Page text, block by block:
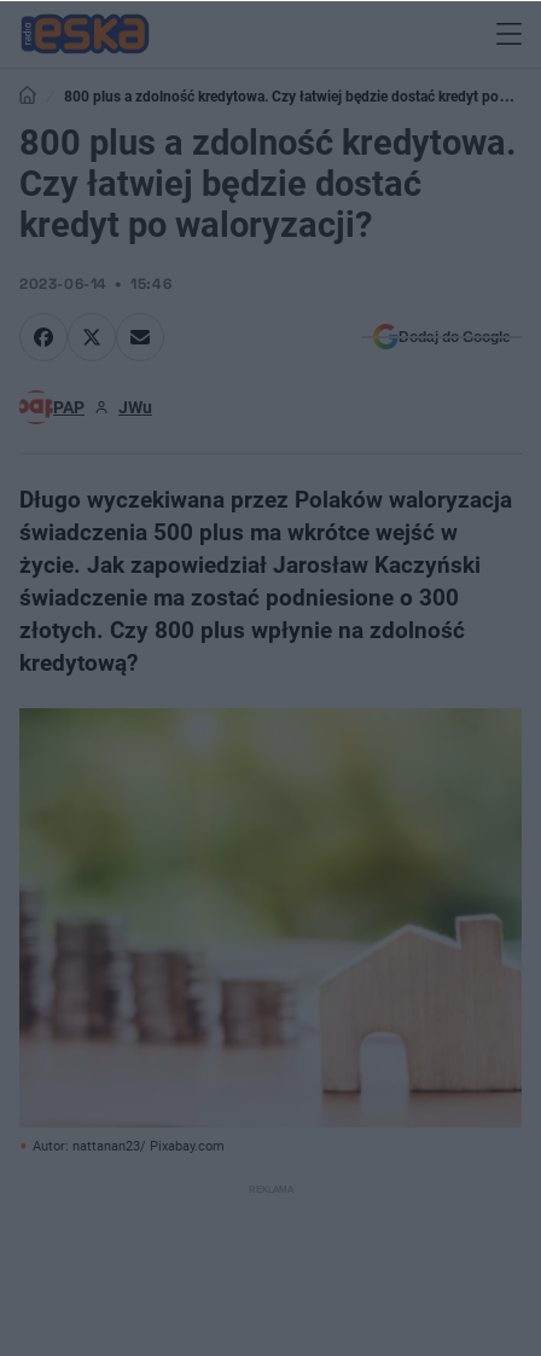
800 plus a zdolność kredytowa. Czy łatwiej będzie dostać kredyt po
waloryzacji?
800 plus a zdolność kredytowa.
Czy łatwiej będzie dostać
kredyt po waloryzacji?
2023-06-14 15:46
Dodaj do Google
PAP JWu
Długo wyczekiwana przez Polaków waloryzacja
świadczenia 500 plus ma wkrótce wejść w
życie. Jak zapowiedział Jarosław Kaczyński
świadczenie ma zostać podniesione o 300
złotych. Czy 800 plus wpłynie na zdolność
kredytową?
Autor: nattanan23/ Pixabay.com